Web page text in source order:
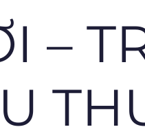
–